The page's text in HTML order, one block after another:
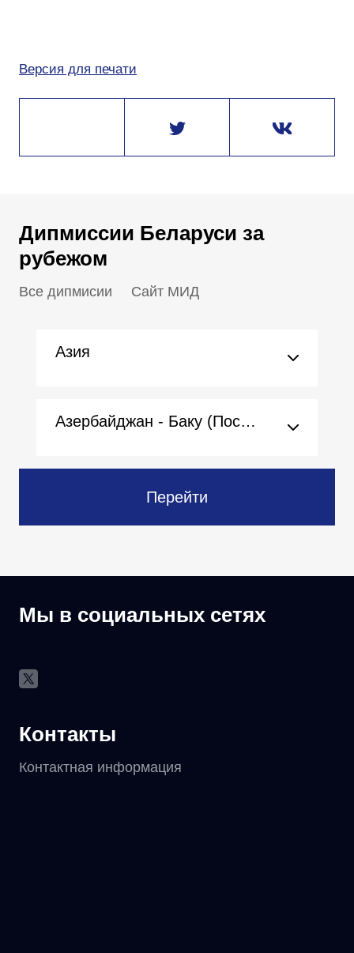
Версия для печати
Дипмиссии Беларуси за
рубежом
Все дипмисии Сайт МИД
Азия
Азербайджан - Баку (Посольство)
Перейти
Мы в социальных сетях
Контакты
Контактная информация